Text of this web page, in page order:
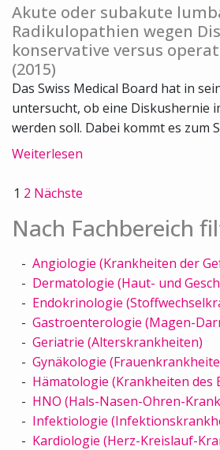
Akute oder subakute
Radikulopathien wegen
konservative versus
(2015)
Das Swiss Medical Board hat in
untersucht, ob eine Diskushernie
werden soll. Dabei kommt es zum
Weiterlesen
1 2 Nächste
Nach Fachbereich
Angiologie (Krankheiten der
Dermatologie (Haut- und
Endokrinologie
Gastroenterologie (Magen-
Geriatrie (Alterskrankheiten)
Gynäkologie
Hämatologie (Krankheiten des
HNO (Hals-Nasen-Ohren-
Infektiologie
Kardiologie (Herz-Kreislauf-